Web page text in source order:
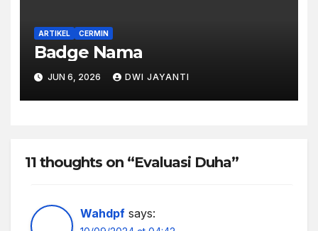
ARTIKEL CERMIN
Badge Nama
JUN 6, 2026 DWI JAYANTI
11 thoughts on “Evaluasi Duha”
Wahdpf says: